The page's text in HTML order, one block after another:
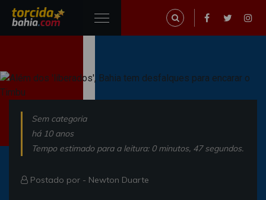
Sem categoria
há 10 anos
Tempo estimado para a leitura: 0 minutos, 47 segundos.
Postado por - Newton Duarte